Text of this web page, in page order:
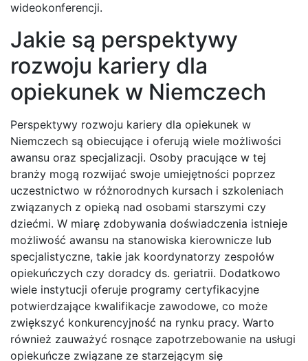
wideokonferencji.
Jakie są perspektywy
rozwoju kariery dla
opiekunek w Niemczech
Perspektywy rozwoju kariery dla opiekunek w
Niemczech są obiecujące i oferują wiele możliwości
awansu oraz specjalizacji. Osoby pracujące w tej
branży mogą rozwijać swoje umiejętności poprzez
uczestnictwo w różnorodnych kursach i szkoleniach
związanych z opieką nad osobami starszymi czy
dziećmi. W miarę zdobywania doświadczenia istnieje
możliwość awansu na stanowiska kierownicze lub
specjalistyczne, takie jak koordynatorzy zespołów
opiekuńczych czy doradcy ds. geriatrii. Dodatkowo
wiele instytucji oferuje programy certyfikacyjne
potwierdzające kwalifikacje zawodowe, co może
zwiększyć konkurencyjność na rynku pracy. Warto
również zauważyć rosnące zapotrzebowanie na usługi
opiekuńcze związane ze starzejącym się